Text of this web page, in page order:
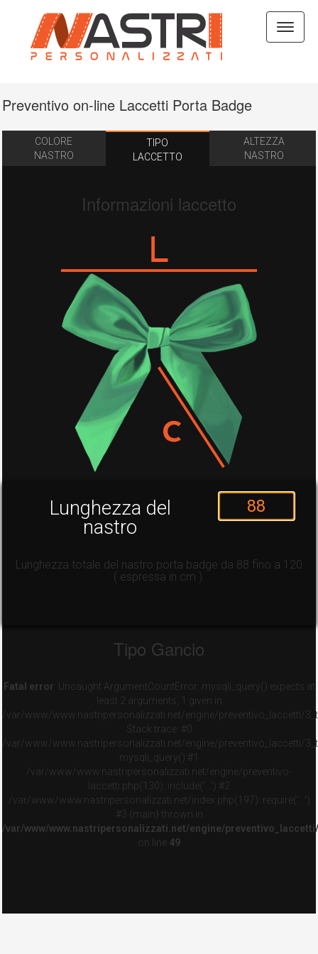
barra
Preventivo on-line Laccetti Porta Badge
COLORE
NASTRO
TIPO
LACCETTO
ALTEZZA
NASTRO
Informazioni laccetto
Lunghezza del
nastro
Lunghezza totale del nastro porta badge da 88 fino a 120
( espressa in cm ).
Tipo Gancio
Fatal error : Uncaught ArgumentCountError: mysqli_query() expects at
least 2 arguments, 1 given in
/var/www/www.nastripersonalizzati.net/engine/preventivo_laccetti/
Stack trace: #0
/var/www/www.nastripersonalizzati.net/engine/preventivo_laccetti/
mysqli_query() #1
/var/www/www.nastripersonalizzati.net/engine/preventivo-
laccetti.php(130): include('...') #2
/var/www/www.nastripersonalizzati.net/index.php(197): require('...')
#3 {main} thrown in
/var/www/www.nastripersonalizzati.net/engine/
on line 49